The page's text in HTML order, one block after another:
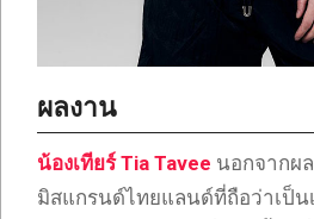
ผลงาน
น้องเทียร์ Tia Tavee นอกจากผ
มิสแกรนด์ไทยแลนด์ที่ถือว่าเป็น